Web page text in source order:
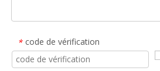
* code de vérification